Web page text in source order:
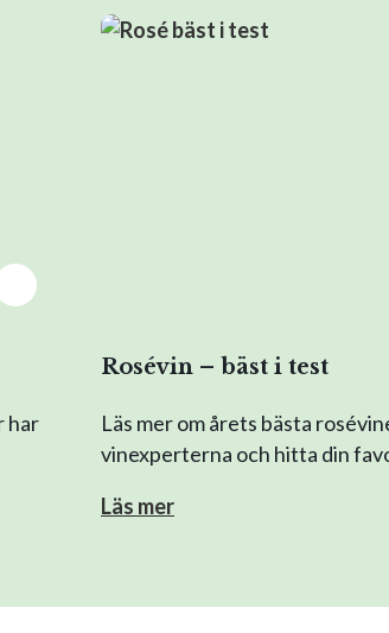
har
Rosévin – bäst i test
Läs mer om årets bästa
vinexperterna och hitta din
Läs mer